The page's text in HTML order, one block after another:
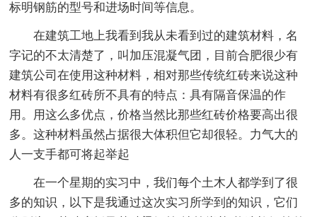
标明钢筋的型号和进场时间等信息。
在建筑工地上我看到我从未看到过的建筑材料，名
字记的不太清楚了，叫加压混凝气团，目前合肥很少有
建筑公司在使用这种材料，相对那些传统红砖来说这种
材料有很多红砖所不具有的特点：具有隔音保温的作
用。用这么多优点，价格当然比那些红砖价格要高出很
多。这种材料虽然占据很大体积但它却很轻。力气大的
人一支手都可将起举起
在一个星期的实习中，我们每个土木人都学到了很
多的知识，以下是我通过这次实习所学到的知识，它们